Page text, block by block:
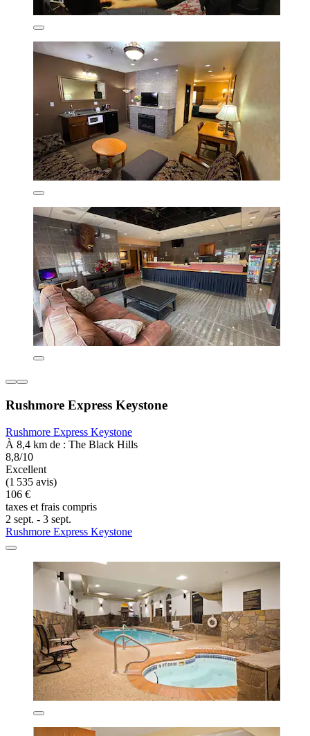
Rushmore Express Keystone
Rushmore Express Keystone
À 8,4 km de : The Black Hills
8,8/10
Excellent
(1 535 avis)
106 €
taxes et frais compris
2 sept. - 3 sept.
Rushmore Express Keystone